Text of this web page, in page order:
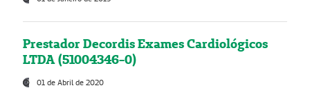
Prestador Decordis Exames Cardiológicos
LTDA (51004346-0)
01 de Abril de 2020